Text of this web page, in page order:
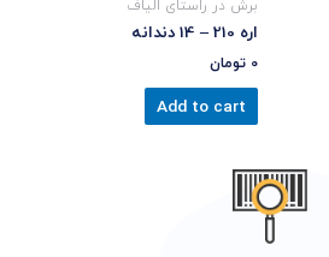
برش در راستای الیاف
اره 210 – 14 دندانه
0 تومان
Add to cart